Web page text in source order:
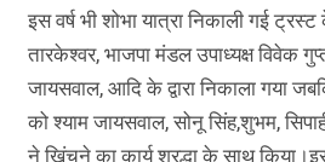
इस वर्ष भी शोभा यात्रा निकाली गई
तारकेश्वर, भाजपा मंडल उपाध्यक्ष विवेक
जायसवाल, आदि के द्वारा निकाला गया
को श्याम जायसवाल, सोनू सिंह,शुभम,
ने खिंचने का कार्य श्रद्धा के साथ